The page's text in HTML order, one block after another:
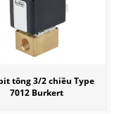
tông 3/2 chiều Type
7012 Burkert